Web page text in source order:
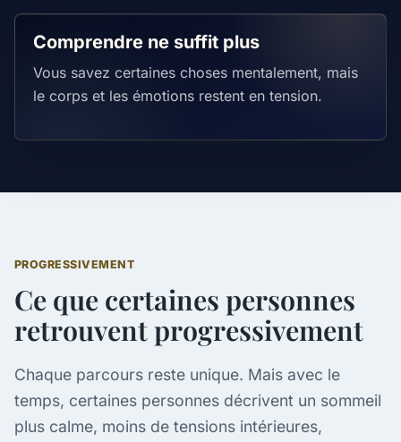
Comprendre ne suffit plus
Vous savez certaines choses mentalement, mais
le corps et les émotions restent en tension.
PROGRESSIVEMENT
Ce que certaines personnes
retrouvent progressivement
Chaque parcours reste unique. Mais avec le
temps, certaines personnes décrivent un sommeil
plus calme, moins de tensions intérieures,